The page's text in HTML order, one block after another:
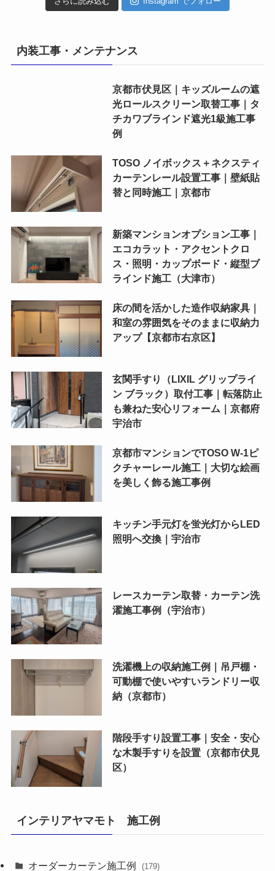
内装工事・メンテナンス
京都市伏見区｜キッズルームの遮
光ロールスクリーン取替工事｜タ
チカワブラインド遮光1級施工事
例
TOSO ノイボックス＋ネクスティ
カーテンレール設置工事｜壁紙貼
替と同時施工｜京都市
新築マンションオプション工事｜
エコカラット・アクセントクロ
ス・照明・カップボード・縦型ブ
ラインド施工（大津市）
床の間を活かした造作収納家具｜
和室の雰囲気をそのままに収納力
アップ【京都市右京区】
玄関手すり（LIXIL グリップライ
ン ブラック）取付工事｜転落防止
も兼ねた安心リフォーム｜京都府
宇治市
京都市マンションでTOSO W-1ピ
クチャーレール施工｜大切な絵画
を美しく飾る施工事例
キッチン手元灯を蛍光灯からLED
照明へ交換｜宇治市
レースカーテン取替・カーテン洗
濯施工事例（宇治市）
洗濯機上の収納施工例｜吊戸棚・
可動棚で使いやすいランドリー収
納（京都市）
階段手すり設置工事｜安全・安心
な木製手すりを設置（京都市伏見
区）
インテリアヤマモト 施工例
オーダーカーテン施工例 (179)